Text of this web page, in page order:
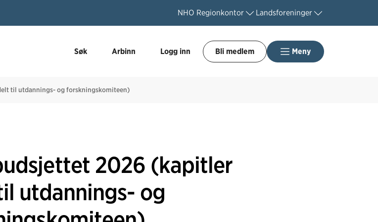
NHO Regionkontor Landsforeninger
Søk Arbinn Logg inn Bli medlem Meny
til utdannings- og forskningskomiteen)
2026 (kapitler
utdannings- og